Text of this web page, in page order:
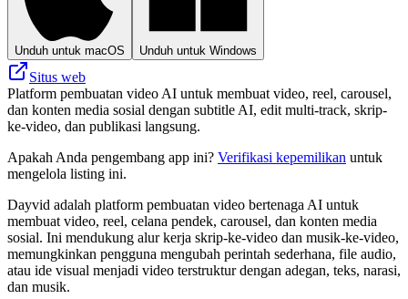
Unduh untuk macOS Unduh untuk Windows
Situs web
Platform pembuatan video AI untuk membuat video, reel, carousel,
dan konten media sosial dengan subtitle AI, edit multi-track, skrip-
ke-video, dan publikasi langsung.
Apakah Anda pengembang app ini? Verifikasi kepemilikan untuk
mengelola listing ini.
Dayvid adalah platform pembuatan video bertenaga AI untuk
membuat video, reel, celana pendek, carousel, dan konten media
sosial. Ini mendukung alur kerja skrip-ke-video dan musik-ke-video,
memungkinkan pengguna mengubah perintah sederhana, file audio,
atau ide visual menjadi video terstruktur dengan adegan, teks, narasi,
dan musik.